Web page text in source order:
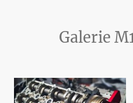
Galerie